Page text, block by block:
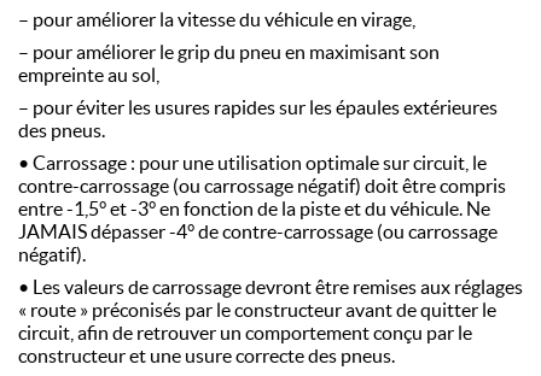
– pour améliorer la vitesse du véhicule en virage,
– pour améliorer le grip du pneu en maximisant son
empreinte au sol,
– pour éviter les usures rapides sur les épaules extérieures
des pneus.
• Carrossage : pour une utilisation optimale sur circuit, le
contre-carrossage (ou carrossage négatif) doit être compris
entre -1,5° et -3° en fonction de la piste et du véhicule. Ne
JAMAIS dépasser -4° de contre-carrossage (ou carrossage
négatif).
• Les valeurs de carrossage devront être remises aux réglages
« route » préconisés par le constructeur avant de quitter le
circuit, afin de retrouver un comportement conçu par le
constructeur et une usure correcte des pneus.